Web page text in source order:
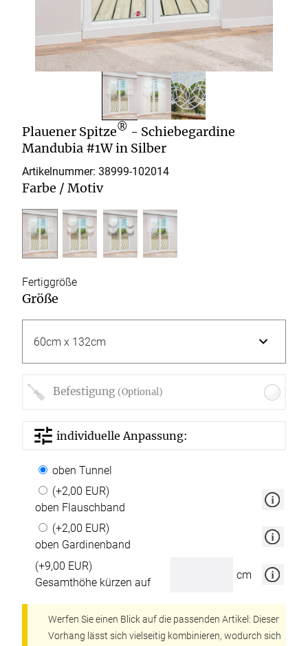
Plauener Spitze® - Schiebegardine
Mandubia #1W in Silber
Artikelnummer: 38999-102014
Farbe / Motiv
Fertiggröße
Größe
Befestigung (Optional)
individuelle Anpassung:
oben Tunnel
(+2,00 EUR)
oben Flauschband
(+2,00 EUR)
oben Gardinenband
(+9,00 EUR)
Gesamthöhe kürzen auf
cm
Werfen Sie einen Blick auf die passenden Artikel: Dieser
Vorhang lässt sich vielseitig kombinieren, wodurch sich